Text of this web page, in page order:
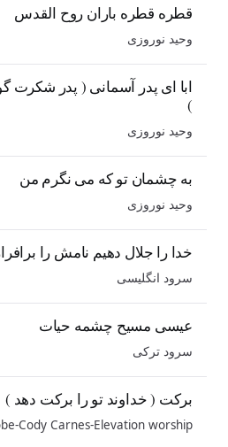
قطره قطره باران روح القدس
وحید نوروزی
ابا ای پدر آسمانی ( پدر شکرت
)
وحید نوروزی
به چشمان تو که می نگرم من
وحید نوروزی
خدا را جلال دهیم نامش را
سرود انگلیسی
عیسی مسیح چشمه حیات
سرود ترکی
برکت ( خداوند تو را برکت دهد )
Cody Carnes-Elevation worship